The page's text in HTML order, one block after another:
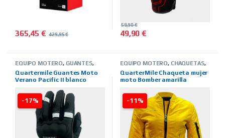
365,45€ 429,95€ 49,90€
59,90€
-17%
EQUIPO MOTERO, GUANTES,
LINE,MARCAS ,QUARTER MILE
Quartermile Guantes Moto
Verano Pacific II blanco
-11%
EQUIPO MOTERO, CHAQUETAS,
LINE,MARCAS ,QUARTER MILE
QuarterMile Chaqueta mujer
moto Bomber amarilla